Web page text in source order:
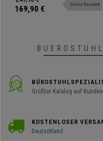
Farben erhältlich.
169,90 € Gratis Versand
Größter Katalog auf
KOSTENLOSER
Deutschland